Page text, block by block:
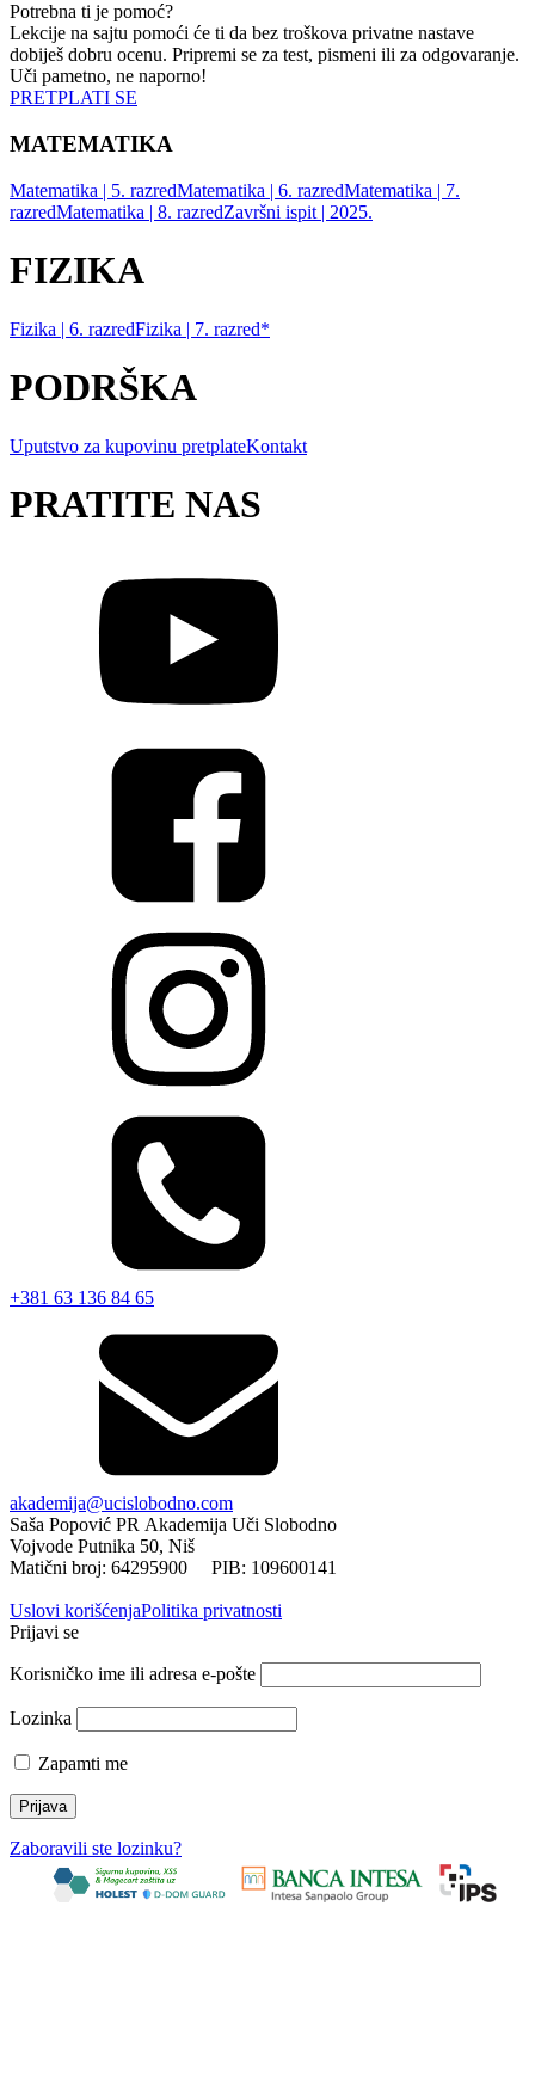
Potrebna ti je pomoć?
Lekcije na sajtu pomoći će ti da bez troškova privatne nastave
dobiješ dobru ocenu. Pripremi se za test, pismeni ili za odgovaranje.
Uči pametno, ne naporno!
PRETPLATI SE
MATEMATIKA
Matematika | 5. razredMatematika | 6. razredMatematika | 7.
razredMatematika | 8. razredZavršni ispit | 2025.
FIZIKA
Fizika | 6. razredFizika | 7. razred*
PODRŠKA
Uputstvo za kupovinu pretplateKontakt
PRATITE NAS
+381 63 136 84 65
akademija@ucislobodno.com
Saša Popović PR Akademija Uči Slobodno
Vojvode Putnika 50, Niš
Matični broj: 64295900 PIB: 109600141
Uslovi korišćenjaPolitika privatnosti
Prijavi se
Korisničko ime ili adresa e-pošte
Lozinka
Zapamti me
Zaboravili ste lozinku?